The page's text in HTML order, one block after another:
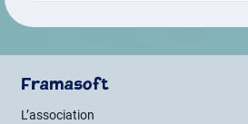
Framasoft
L’association